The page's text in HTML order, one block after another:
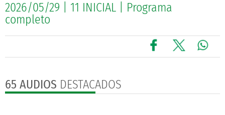
2026/05/29 | 11 INICIAL | Programa
completo
65 AUDIOS DESTACADOS